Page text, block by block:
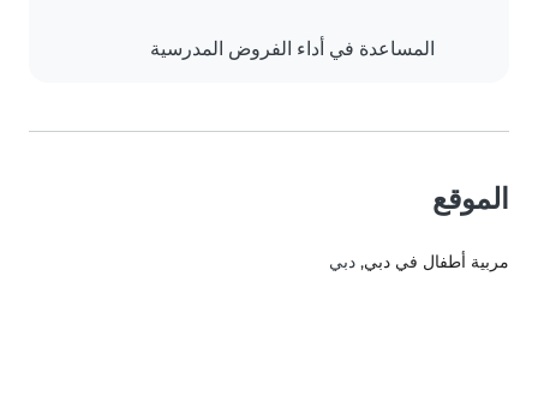
المساعدة في أداء الفروض المدرسية
الموقع
مربية أطفال في دبي, دبي